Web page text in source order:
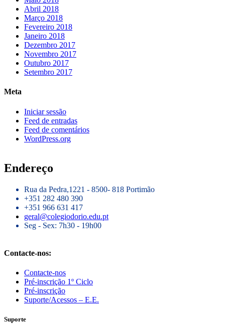
Abril 2018
Março 2018
Fevereiro 2018
Janeiro 2018
Dezembro 2017
Novembro 2017
Outubro 2017
Setembro 2017
Meta
Iniciar sessão
Feed de entradas
Feed de comentários
WordPress.org
Endereço
Rua da Pedra,1221 - 8500- 818 Portimão
+351 282 480 390
+351 966 631 417
geral@colegiodorio.edu.pt
Seg - Sex: 7h30 - 19h00
Contacte-nos:
Contacte-nos
Pré-inscrição 1º Ciclo
Pré-inscrição
Suporte/Acessos – E.E.
Suporte